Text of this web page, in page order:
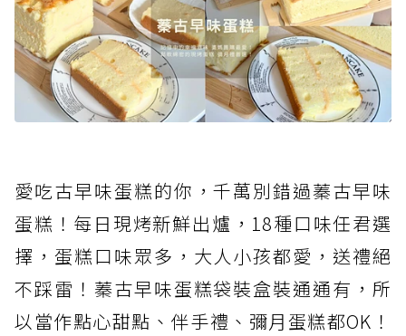
愛吃古早味蛋糕的你，千萬別錯過蓁古早味
蛋糕！每日現烤新鮮出爐，18種口味任君選
擇，蛋糕口味眾多，大人小孩都愛，送禮絕
不踩雷！蓁古早味蛋糕袋裝盒裝通通有，所
以當作點心甜點、伴手禮、彌月蛋糕都OK！